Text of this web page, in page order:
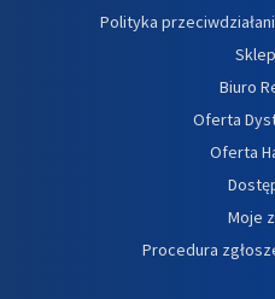
Polityka
Biuro
Oferta
Oferta
Moje
Procedura